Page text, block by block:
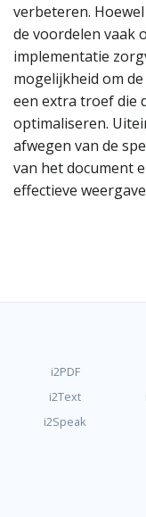
verbeteren.
de voordelen vaak
implementatie
mogelijkheid om
een extra troef die
optimaliseren.
afwegen van de
van het document
effectieve
i2PDF
i2Text
i2Speak